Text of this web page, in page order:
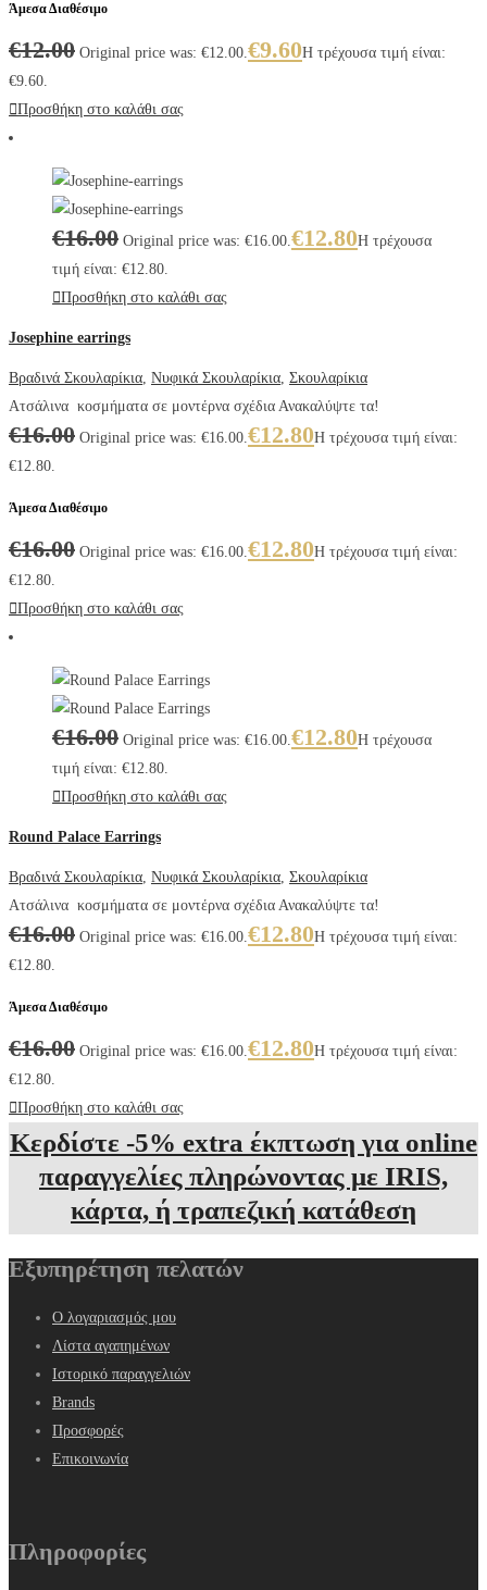
Άμεσα Διαθέσιμο
€12.00 Original price was: €12.00.€9.60Η τρέχουσα τιμή είναι:
€9.60.
Προσθήκη στο καλάθι σας
€16.00 Original price was: €16.00.€12.80Η τρέχουσα
τιμή είναι: €12.80.
Προσθήκη στο καλάθι σας
Josephine earrings
Βραδινά Σκουλαρίκια, Νυφικά Σκουλαρίκια, Σκουλαρίκια
Ατσάλινα κοσμήματα σε μοντέρνα σχέδια Ανακαλύψτε τα!
€16.00 Original price was: €16.00.€12.80Η τρέχουσα τιμή είναι:
€12.80.
Άμεσα Διαθέσιμο
€16.00 Original price was: €16.00.€12.80Η τρέχουσα τιμή είναι:
€12.80.
Προσθήκη στο καλάθι σας
€16.00 Original price was: €16.00.€12.80Η τρέχουσα
τιμή είναι: €12.80.
Προσθήκη στο καλάθι σας
Round Palace Earrings
Βραδινά Σκουλαρίκια, Νυφικά Σκουλαρίκια, Σκουλαρίκια
Ατσάλινα κοσμήματα σε μοντέρνα σχέδια Ανακαλύψτε τα!
€16.00 Original price was: €16.00.€12.80Η τρέχουσα τιμή είναι:
€12.80.
Άμεσα Διαθέσιμο
€16.00 Original price was: €16.00.€12.80Η τρέχουσα τιμή είναι:
€12.80.
Προσθήκη στο καλάθι σας
Κερδίστε -5% extra έκπτωση για online
παραγγελίες πληρώνοντας με IRIS,
κάρτα, ή τραπεζική κατάθεση
Εξυπηρέτηση πελατών
Ο λογαριασμός μου
Λίστα αγαπημένων
Ιστορικό παραγγελιών
Brands
Προσφορές
Επικοινωνία
Πληροφορίες